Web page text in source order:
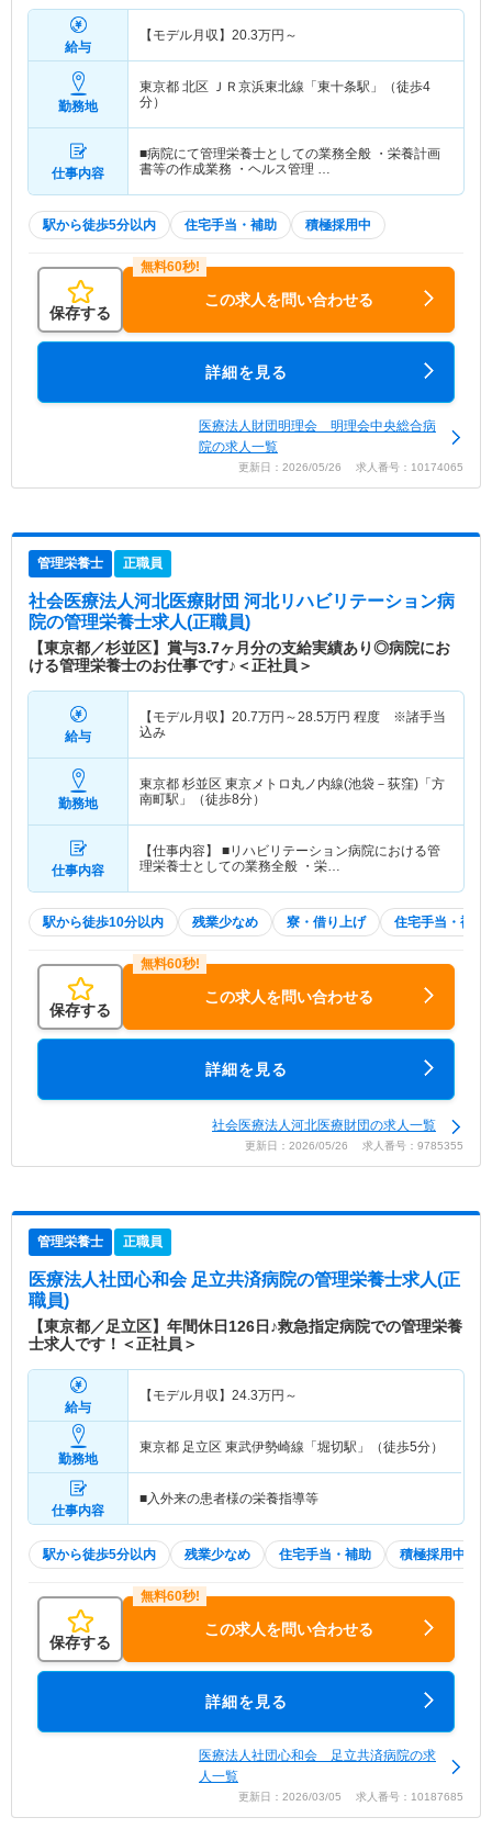
給与
【モデル月収】 20.3万円～
勤務地
東京都 北区 ＪＲ京浜東北線「東十条駅」（徒歩4
分）
仕事内容
■病院にて管理栄養士としての業務全般 ・栄養計画
書等の作成業務 ・ヘルス管理 …
駅から徒歩5分以内 住宅手当・補助 積極採用中
保存する
この求人を問い合わせる
詳細を見る
医療法人財団明理会 明理会中央総合病
院の求人一覧
更新日：2026/05/26 求人番号：10174065
管理栄養士 正職員
社会医療法人河北医療財団 河北リハビリテーション病
院の管理栄養士求人(正職員)
【東京都／杉並区】賞与3.7ヶ月分の支給実績あり◎病院にお
ける管理栄養士のお仕事です♪＜正社員＞
給与
【モデル月収】 20.7万円～28.5万円 程度 ※諸手当
込み
勤務地
東京都 杉並区 東京メトロ丸ノ内線(池袋－荻窪)「方
南町駅」（徒歩8分）
仕事内容
【仕事内容】 ■リハビリテーション病院における管
理栄養士としての業務全般 ・栄…
駅から徒歩10分以内 残業少なめ 寮・借り上げ 住宅手当・補助
保存する
この求人を問い合わせる
詳細を見る
社会医療法人河北医療財団の求人一覧
更新日：2026/05/26 求人番号：9785355
管理栄養士 正職員
医療法人社団心和会 足立共済病院の管理栄養士求人(正
職員)
【東京都／足立区】年間休日126日♪救急指定病院での管理栄養
士求人です！＜正社員＞
給与
【モデル月収】 24.3万円～
勤務地
東京都 足立区 東武伊勢崎線「堀切駅」（徒歩5分）
仕事内容
■入外来の患者様の栄養指導等
駅から徒歩5分以内 残業少なめ 住宅手当・補助 積極採用中
保存する
この求人を問い合わせる
詳細を見る
医療法人社団心和会 足立共済病院の求
人一覧
更新日：2026/03/05 求人番号：10187685